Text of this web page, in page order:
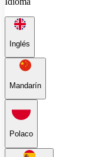
Inglés
Mandarín
Polaco